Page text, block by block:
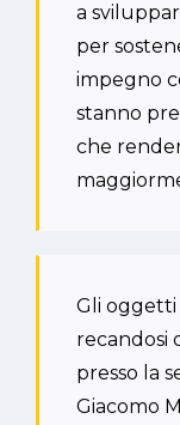
a
per
impegno
stanno
che
Gli oggetti
recandosi
presso la
Giacomo